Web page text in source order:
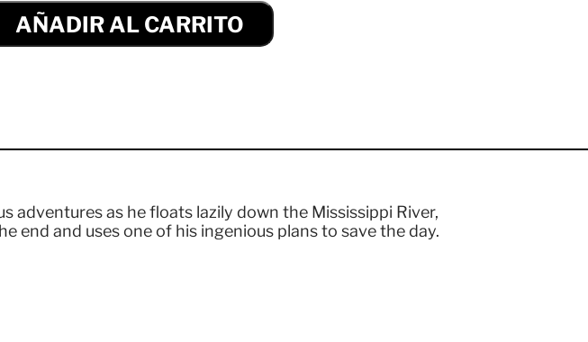
AÑADIR AL CARRITO
adventures as he floats lazily down the Mississippi River,
end and uses one of his ingenious plans to save the day.